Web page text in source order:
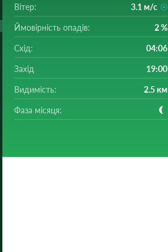
Вітер: 3.1 м/с
Ймовірність опадів: 2 %
Схід: 04:06
Захід 19:00
Видимість: 2.5 км
Фаза місяця: